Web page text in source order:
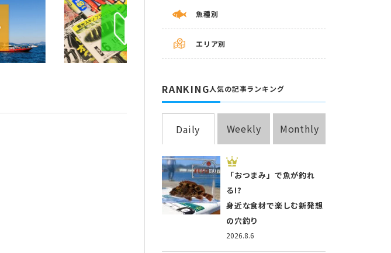
魚種別
エリア別
RANKING人気の記事ランキング
Daily Weekly Monthly
2026.8.6
「おつまみ」で魚が釣れ
る!?
身近な食材で楽しむ新発想
の穴釣り